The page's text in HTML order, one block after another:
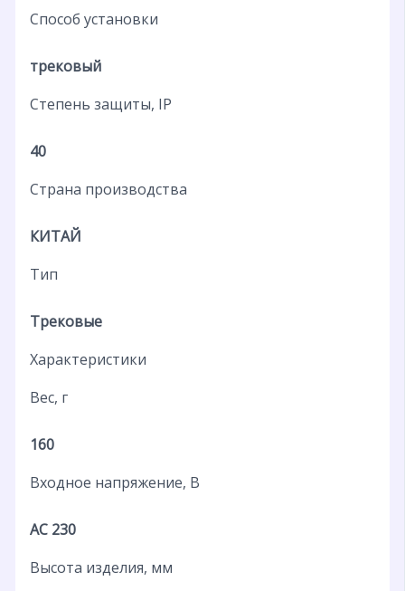
Способ установки
трековый
Степень защиты, IP
40
Страна производства
КИТАЙ
Тип
Трековые
Характеристики
Вес, г
160
Входное напряжение, В
AC 230
Высота изделия, мм